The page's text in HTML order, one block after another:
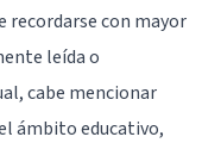
recordarse con mayor
leída o
cabe mencionar
ámbito educativo,